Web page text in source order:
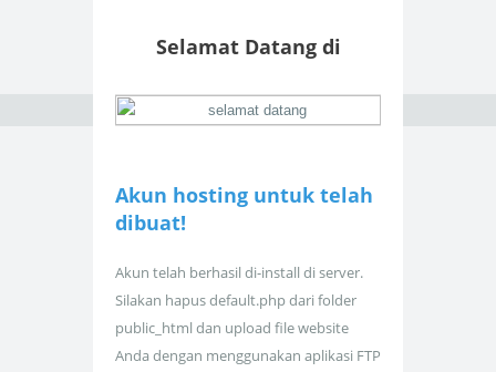
Selamat Datang di
Akun hosting untuk telah
dibuat!
Akun telah berhasil di-install di server.
Silakan hapus default.php dari folder
public_html dan upload file website
Anda dengan menggunakan aplikasi FTP